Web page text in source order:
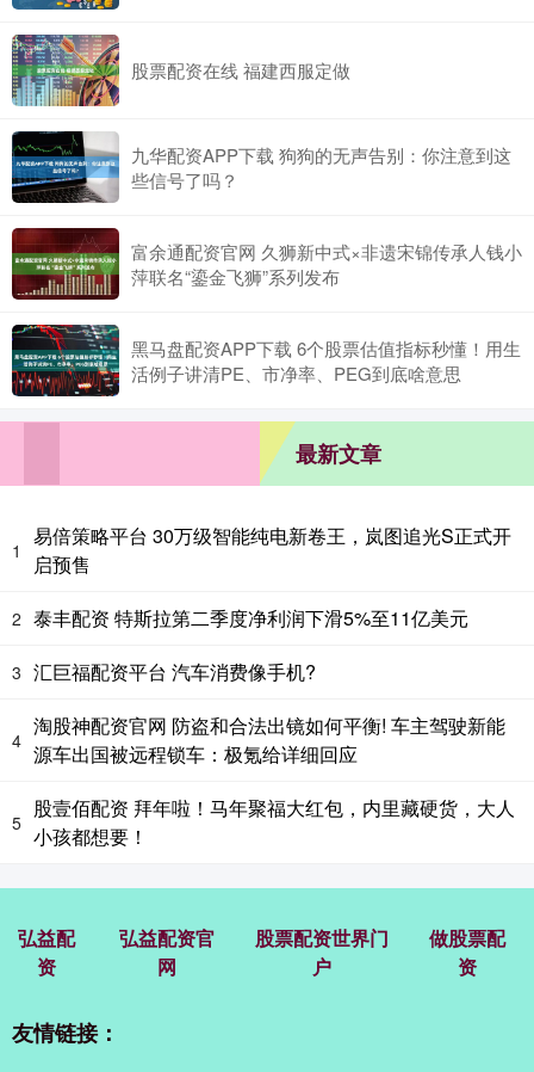
股票配资在线 福建西服定做
九华配资APP下载 狗狗的无声告别：你注意到这
些信号了吗？
富余通配资官网 久狮新中式×非遗宋锦传承人钱小
萍联名“鎏金飞狮”系列发布
黑马盘配资APP下载 6个股票估值指标秒懂！用生
活例子讲清PE、市净率、PEG到底啥意思
最新文章
1
易倍策略平台 30万级智能纯电新卷王，岚图追光S正式开
启预售
2 泰丰配资 特斯拉第二季度净利润下滑5%至11亿美元
3 汇巨福配资平台 汽车消费像手机?
4
淘股神配资官网 防盗和合法出镜如何平衡! 车主驾驶新能
源车出国被远程锁车：极氪给详细回应
5
股壹佰配资 拜年啦！马年聚福大红包，内里藏硬货，大人
小孩都想要！
弘益配
资
弘益配资官
网
股票配资世界门
户
做股票配
资
友情链接：